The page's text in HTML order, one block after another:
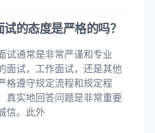
的态度是严格的吗？
试通常是非常严谨和专业
面试，工作面试，还是其他
格遵守规定流程和规定程
真实地回答问题是非常重要
信。此外